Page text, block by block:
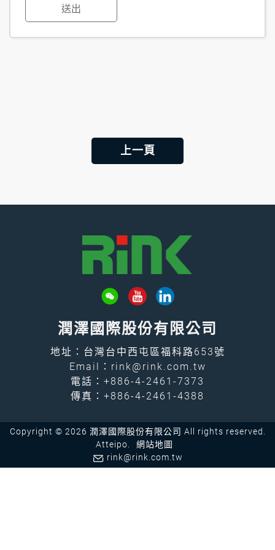
送出
上一頁
潤澤國際股份有限公司
地址：台灣台中西屯區福科路653號
Email： rink@rink.com.tw
電話： +886-4-2461-7373
傳真：+886-4-2461-4388
Copyright © 2026 潤澤國際股份有限公司 All rights reserved.
Atteipo.
網站地圖
rink@rink.com.tw